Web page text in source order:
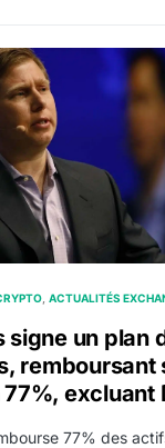
un plan de
ACTUALITÉS
signe un plan
remboursant
excluant
77% des